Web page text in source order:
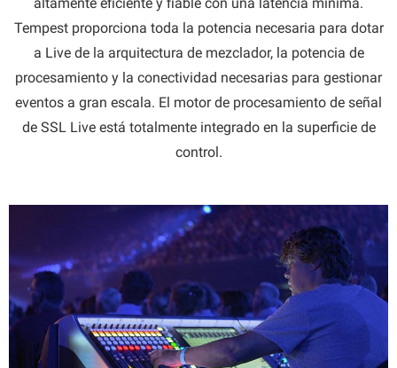
Tempest proporciona toda la potencia necesaria para dotar
a Live de la arquitectura de mezclador, la potencia de
procesamiento y la conectividad necesarias para gestionar
eventos a gran escala. El motor de procesamiento de señal
de SSL Live está totalmente integrado en la superficie de
control.